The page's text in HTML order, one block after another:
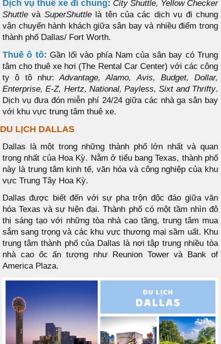
Dịch vụ thuê xe đi chung: City Shuttle, Yellow Checker
Shuttle và SuperShuttle là tên của các dịch vụ đi chung
vận chuyển hành khách giữa sân bay và nhiều điểm trong
thành phố Dallas/ Fort Worth.
Thuê ô tô: Gần lối vào phía Nam của sân bay có Trung
tâm cho thuê xe hơi (The Rental Car Center) với các công
ty ô tô như: Advantage, Alamo, Avis, Budget, Dollar,
Enterprise, E-Z, Hertz, National, Payless, Sixt and Thrifty.
Dịch vụ đưa đón miễn phí 24/24 giữa các nhà ga sân bay
với khu vực trung tâm thuê xe.
DU LỊCH DALLAS
Dallas là một trong những thành phố lớn nhất và quan
trọng nhất của Hoa Kỳ. Nằm ở tiểu bang Texas, thành phố
này là trung tâm kinh tế, văn hóa và công nghiệp của khu
vực Trung Tây Hoa Kỳ.
Dallas được biết đến với sự pha trộn độc đáo giữa văn
hóa Texas và sự hiện đại. Thành phố có một tầm nhìn đô
thị sáng tạo với những tòa nhà cao tầng, trung tâm mua
sắm sang trọng và các khu vực thương mại sầm uất. Khu
trung tâm thành phố của Dallas là nơi tập trung nhiều tòa
nhà cao ốc ấn tượng như Reunion Tower và Bank of
America Plaza.